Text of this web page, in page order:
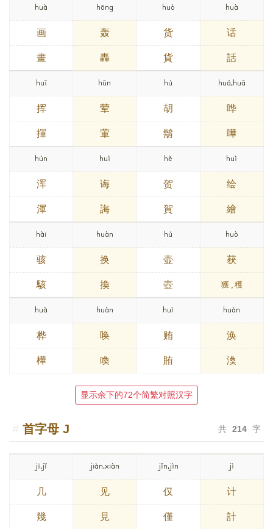
huà
画
畫
hōng
轰
轟
huò
货
貨
huà
话
話
huī
挥
揮
hūn
荤
葷
hú
胡
鬍
huá,huā
哗
嘩
hún
浑
渾
huì
诲
誨
hè
贺
賀
huì
绘
繪
hài
骇
駭
huàn
换
換
hú
壶
壺
huò
获
獲 ,穫
huà
桦
樺
huàn
唤
喚
huì
贿
賄
huàn
涣
渙
显示余下的72个简繁对照汉字
首字母 J 共 214 字
jī,jǐ
几
幾
jiàn,xiàn
见
見
jǐn,jìn
仅
僅
jì
计
計